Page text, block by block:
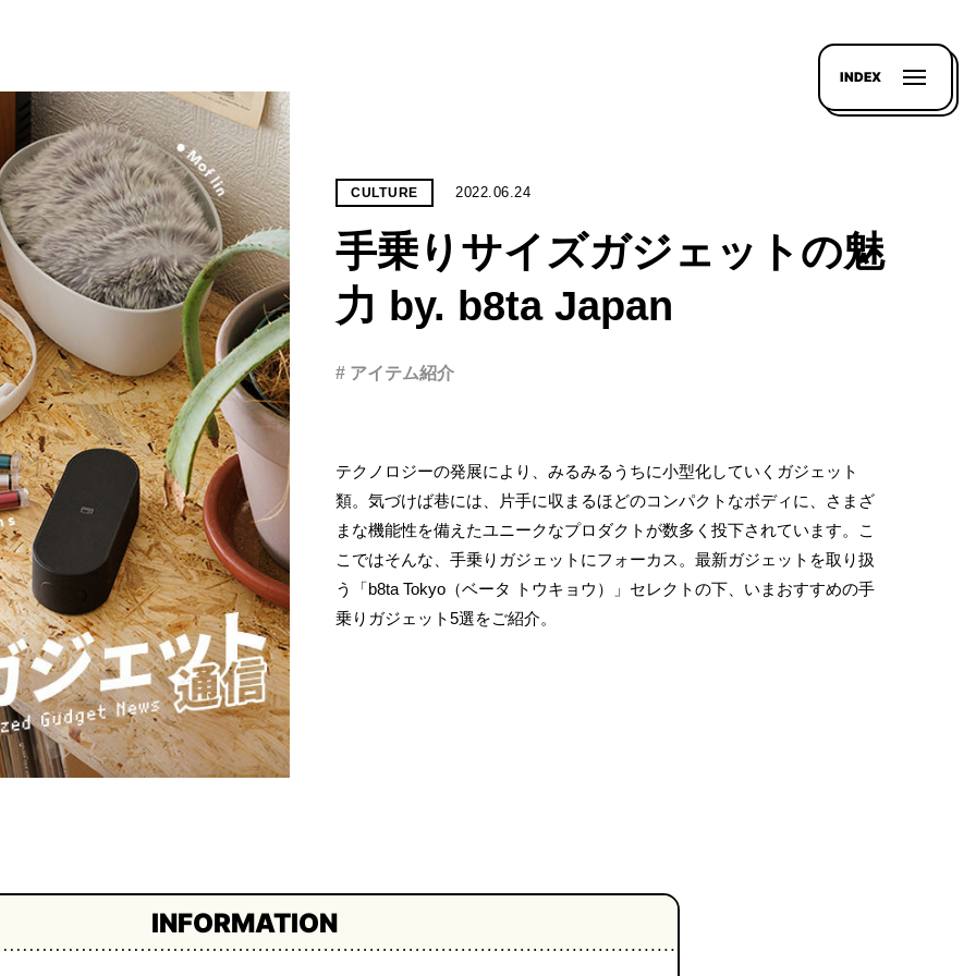
INDEX
CULTURE 2022.06.24
手乗りサイズガジェットの魅
力 by. b8ta Japan
# アイテム紹介
テクノロジーの発展により、みるみるうちに小型化していくガジェット
類。気づけば巷には、片手に収まるほどのコンパクトなボディに、さまざ
まな機能性を備えたユニークなプロダクトが数多く投下されています。こ
こではそんな、手乗りガジェットにフォーカス。最新ガジェットを取り扱
う「b8ta Tokyo（ベータ トウキョウ）」セレクトの下、いまおすすめの手
乗りガジェット5選をご紹介。
INFORMATION